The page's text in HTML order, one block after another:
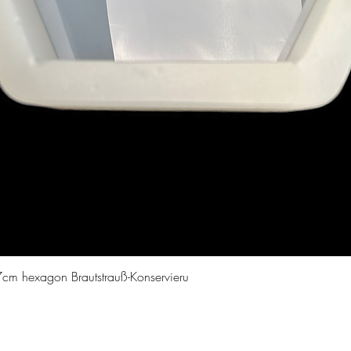
Quick View
hexagon Brautstrauß-Konservieru